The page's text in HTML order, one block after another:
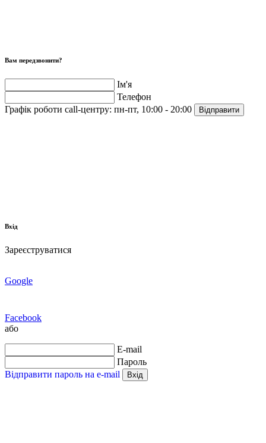
Вам передзвонити?
Ім'я
Телефон
Графік роботи call-центру: пн-пт, 10:00 - 20:00 Відправити
Вхід
Зареєструватися
Google
Facebook
або
E-mail
Пароль
Відправити пароль на e-mail
Вхід